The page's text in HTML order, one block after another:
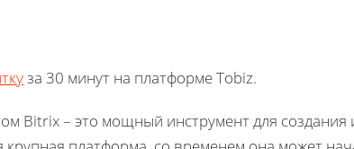
за 30 минут на платформе Tobiz.
Bitrix – это мощный инструмент для создания